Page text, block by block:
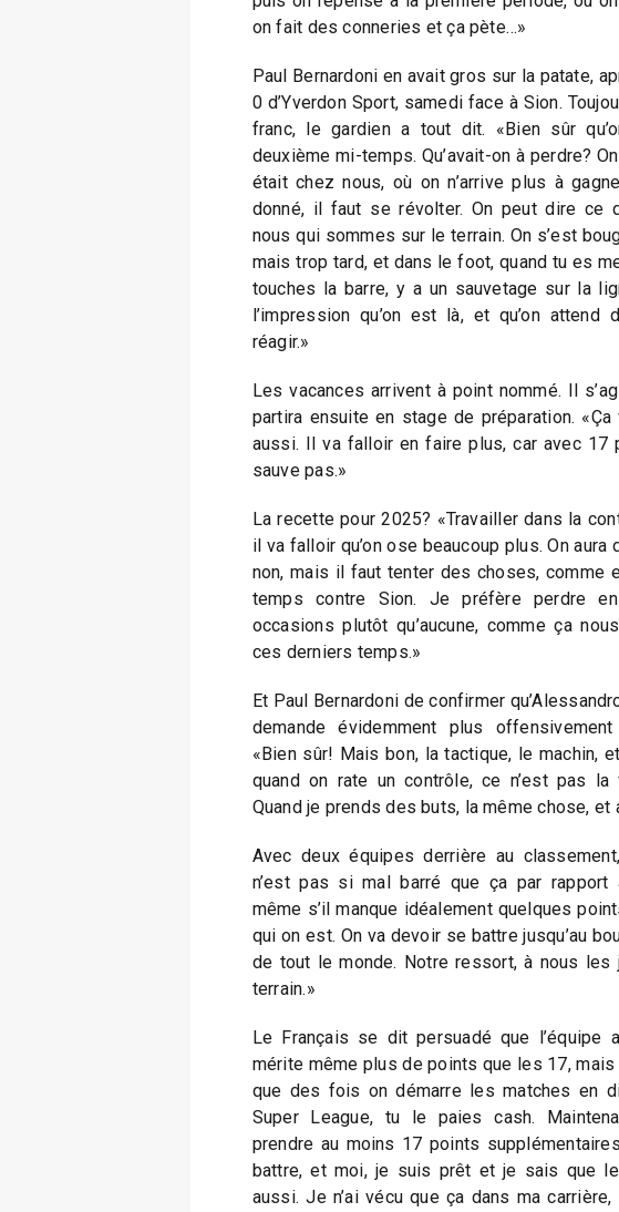
on fait des conneries et ça pète…»
Paul Bernardoni en avait gros sur la patate,
0 d’Yverdon Sport, samedi face à Sion.
franc, le gardien a tout dit. «Bien sûr
deuxième mi-temps. Qu’avait-on à perdre?
était chez nous, où on n’arrive plus à
donné, il faut se révolter. On peut dire ce
nous qui sommes sur le terrain. On s’est
mais trop tard, et dans le foot, quand tu es
touches la barre, y a un sauvetage sur la
l’impression qu’on est là, et qu’on attend
réagir.»
Les vacances arrivent à point nommé. Il
partira ensuite en stage de préparation.
aussi. Il va falloir en faire plus, car avec 17
sauve pas.»
La recette pour 2025? «Travailler dans la
il va falloir qu’on ose beaucoup plus. On aura
non, mais il faut tenter des choses, comme
temps contre Sion. Je préfère perdre
occasions plutôt qu’aucune, comme ça
ces derniers temps.»
Et Paul Bernardoni de confirmer
demande évidemment plus
«Bien sûr! Mais bon, la tactique, le machin,
quand on rate un contrôle, ce n’est pas la
Quand je prends des buts, la même chose, et
Avec deux équipes derrière au
n’est pas si mal barré que ça par rapport
même s’il manque idéalement quelques
qui on est. On va devoir se battre jusqu’au
de tout le monde. Notre ressort, à nous les
terrain.»
Le Français se dit persuadé que l’équipe
mérite même plus de points que les 17,
que des fois on démarre les matches en
Super League, tu le paies cash.
prendre au moins 17 points
battre, et moi, je suis prêt et je sais que
aussi. Je n’ai vécu que ça dans ma